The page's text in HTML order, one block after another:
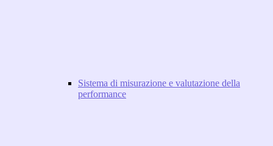
Sistema di misurazione e valutazione della
performance